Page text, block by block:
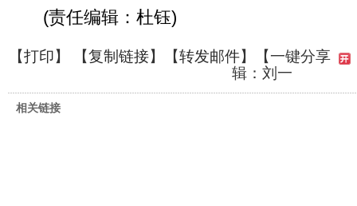
(责任编辑：杜钰)
【打印】 【复制链接】【转发邮件】
【一键分享
辑：刘一
相关链接